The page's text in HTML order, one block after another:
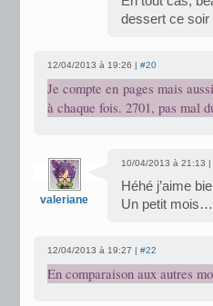
dessert ce soir
12/04/2013 à 19:26 | #20
Je compte en pages mais
à chaque fois. 2701, pas mal
valeriane
10/04/2013 à 21:13 |
Héhé j’aime
Un petit
12/04/2013 à 19:27 | #22
En comparaison aux autres